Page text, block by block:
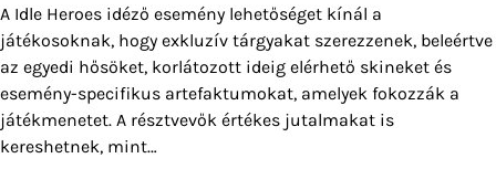
A Idle Heroes idéző esemény lehetőséget kínál a
játékosoknak, hogy exkluzív tárgyakat szerezzenek, beleértve
az egyedi hősöket, korlátozott ideig elérhető skineket és
esemény-specifikus artefaktumokat, amelyek fokozzák a
játékmenetet. A résztvevők értékes jutalmakat is
kereshetnek, mint…